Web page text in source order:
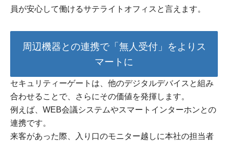
員が安心して働けるサテライトオフィスと言えます。
周辺機器との連携で「無人受付」をよりス
マートに
セキュリティーゲートは、他のデジタルデバイスと組み
合わせることで、さらにその価値を発揮します。
例えば、WEB会議システムやスマートインターホンとの
連携です。
来客があった際、入り口のモニター越しに本社の担当者